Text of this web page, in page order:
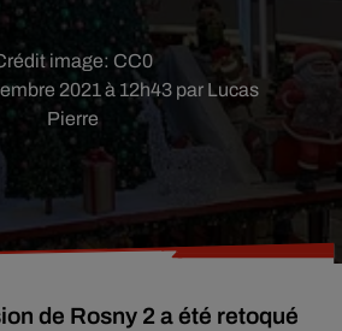
2021 à 12h43 par Lucas
Pierre
image: CC0
de Rosny 2 a été retoqué